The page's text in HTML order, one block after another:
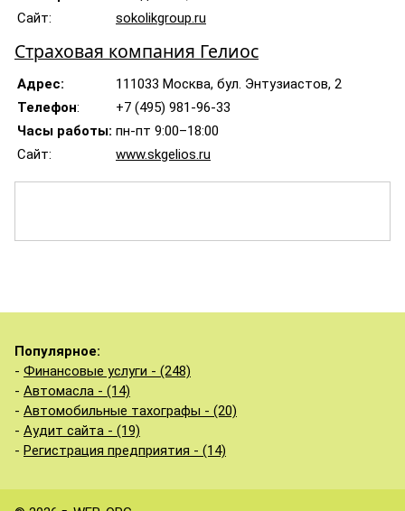
Сайт:
sokolikgroup.ru
Страховая компания Гелиос
Адрес:
111033 Москва, бул. Энтузиастов, 2
Телефон:
+7 (495) 981-96-33
Часы работы: пн-пт 9:00–18:00
Сайт:
www.skgelios.ru
Популярное:
- Финансовые услуги - (248)
- Автомасла - (14)
- Автомобильные тахографы - (20)
- Аудит сайта - (19)
- Регистрация предприятия - (14)